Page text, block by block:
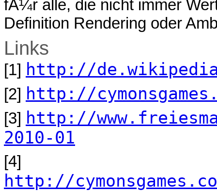
fÃ¼r alle, die nicht immer
Definition Rendering oder
Links
[1] http://
[2] http://
[3] http://
2010-01
[4]
http://